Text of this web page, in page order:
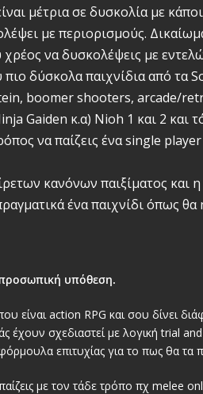
μέτρια σε δυσκολία με
με περιορισμούς.
να δυσκολέψεις με
δύσκολα παιχνίδια από τα
boomer shooters, arcade/
Gaiden κ.α) Nioh 1 και 2 και
να παίζεις ένα single player
κανόνων παιξίματος και
ένα παιχνίδι όπως θα
προσωπική υπόθεση.
είναι action RPG και σου δίνει
έχουν σχεδιαστεί με λογική trial
επιτυχίας για το πως θα τα
με τον τάδε τρόπο πχ melee